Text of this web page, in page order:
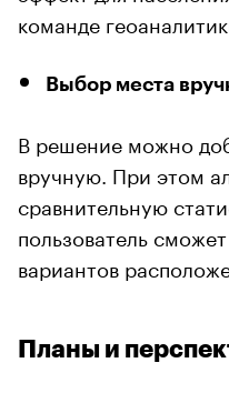
команде
Выбор места
В решение можно
вручную. При этом
сравнительную
пользователь
вариантов
Планы и